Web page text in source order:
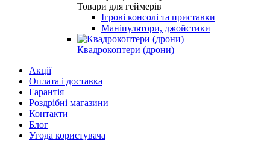
Товари для геймерів
Ігрові консолі та приставки
Маніпулятори, джойстики
Квадрокоптери (дрони)
Акції
Оплата і доставка
Гарантія
Роздрібні магазини
Контакти
Блог
Угода користувача